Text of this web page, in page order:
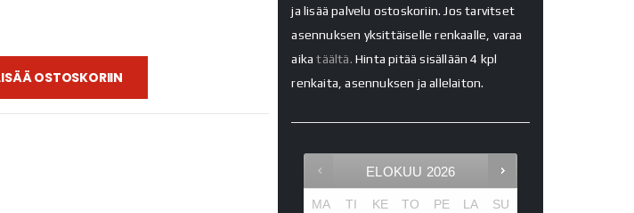
OSTOSKORIIN
ja lisää palvelu ostoskoriin. Jos tarvitset
asennuksen yksittäiselle renkaalle, varaa
aikatäältä. Hinta pitää sisällään 4 kpl
renkaita, asennuksen ja allelaiton.
ELOKUU 2026
MA TI KE TO PE LA SU